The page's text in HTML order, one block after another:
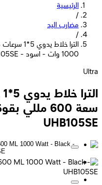
الرئيسية
/
مضارب اليد
/
1000 وات - اسود - UHB105SE
Ultra
UHB105SE